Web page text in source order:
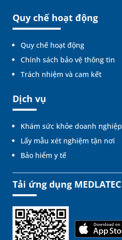
Quy chế hoạt động
Quy chế hoạt động
Chính sách bảo vệ thông tin
Trách nhiệm và cam kết
Dịch vụ
Khám sức khỏe doanh nghiệp
Lấy mẫu xét nghiệm tận nơi
Bảo hiểm y tế
Tải ứng dụng MEDLATEC